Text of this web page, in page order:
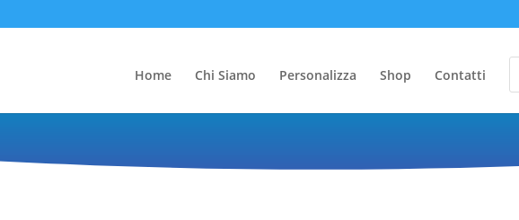
Home Chi Siamo Personalizza Shop Contatti